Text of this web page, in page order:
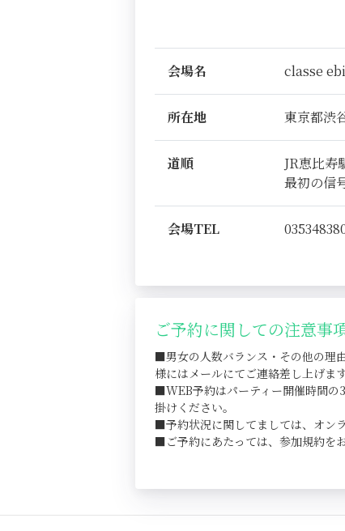
会場名 classe
所在地 東京都渋
道順
JR恵比寿
最初の信
会場TEL
ご予約に関しての注意事
■男女の人数バランス・その他の理
様にはメールにてご連絡差し上げます
■WEB予約はパーティー開催時間の
掛けください。
■予約状況に関してましては、オン
■ご予約にあたっては、参加規約を